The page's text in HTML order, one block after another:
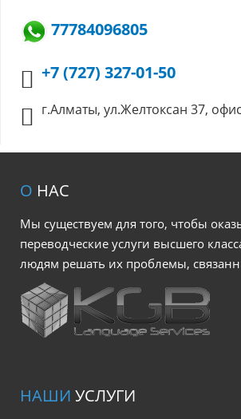
77784096805
+7 (727) 327-01-50
г.Алматы, ул.Желтоксан 37,
О НАС
Мы существуем для того, чтобы
переводческие услуги высшего
людям решать их проблемы,
НАШИ УСЛУГИ